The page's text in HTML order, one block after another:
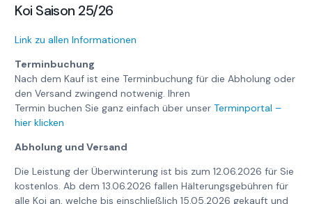
Koi Saison 25/26
Link zu allen Informationen
Terminbuchung
Nach dem Kauf ist eine Terminbuchung für die Abholung oder
den Versand zwingend notwenig. Ihren
Termin buchen Sie ganz einfach über unserTerminportal –
hier klicken
Abholung und Versand
Die Leistung der Überwinterung ist bis zum 12.06.2026 für Sie
kostenlos. Ab dem 13.06.2026 fallen Hälterungsgebühren für
alle Koi an, welche bis einschließlich 15.05.2026 gekauft und